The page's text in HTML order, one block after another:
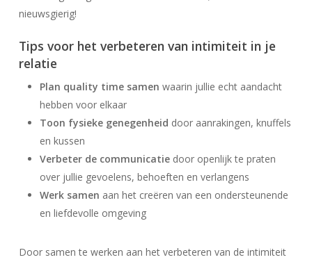
nieuwsgierig!
Tips voor het verbeteren van intimiteit in je
relatie
Plan quality time samen waarin jullie echt aandacht
hebben voor elkaar
Toon fysieke genegenheid door aanrakingen, knuffels
en kussen
Verbeter de communicatiedoor openlijk te praten
over jullie gevoelens, behoeften en verlangens
Werk samen aan het creëren van een ondersteunende
en liefdevolle omgeving
Door samen te werken aan het verbeteren van de intimiteit